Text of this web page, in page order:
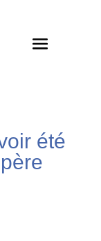
été